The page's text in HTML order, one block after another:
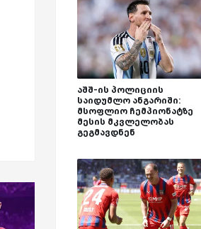
აშშ-ის პოლიციის
საიდუმლო ანგარიში:
მსოფლიო ჩემპიონატზე
მესის მკვლელობას
გეგმავდნენ